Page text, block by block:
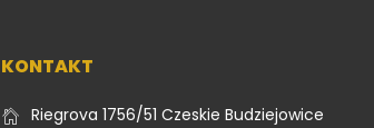
KONTAKT
Riegrova 1756/51 Czeskie Budziejowice